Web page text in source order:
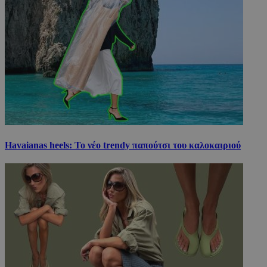
Havaianas heels: Το νέο trendy παπούτσι του καλοκαιριού